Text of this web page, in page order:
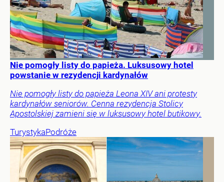
Nie pomogły listy do papieża. Luksusowy hotel
powstanie w rezydencji kardynałów
Nie pomogły listy do papieża Leona XIV ani protesty
kardynałów seniorów. Cenna rezydencja Stolicy
Apostolskiej zamieni się w luksusowy hotel butikowy.
TurystykaPodróże